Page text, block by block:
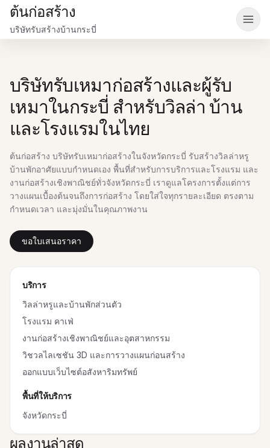
ต้นก่อสร้าง
บริษัทรับสร้างบ้านกระบี่ เปิด
บริษัทรับเหมาก่อสร้างและผู้รับ
เหมาในกระบี่ สำหรับวิลล่า บ้าน
และโรงแรมในไทย
ต้นก่อสร้าง บริษัทรับเหมาก่อสร้างในจังหวัดกระบี่ รับสร้างวิลล่าหรู
บ้านพักอาศัยแบบกำหนดเอง พื้นที่สำหรับการบริการและโรงแรม และ
งานก่อสร้างเชิงพาณิชย์ทั่วจังหวัดกระบี่ เราดูแลโครงการตั้งแต่การ
วางแผนเบื้องต้นจนถึงการก่อสร้าง โดยใส่ใจทุกรายละเอียด ตรงตาม
กำหนดเวลา และมุ่งมั่นในคุณภาพงาน
ขอใบเสนอราคา
บริการ
วิลล่าหรูและบ้านพักส่วนตัว
โรงแรม คาเฟ่
งานก่อสร้างเชิงพาณิชย์และอุตสาหกรรม
วิชวลไลเซชัน 3D และการวางแผนก่อนสร้าง
ออกแบบเว็บไซต์อสังหาริมทรัพย์
พื้นที่ให้บริการ
จังหวัดกระบี่
ผลงานล่าสุด